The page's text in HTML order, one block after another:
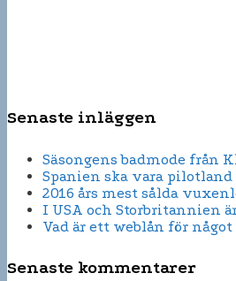
Senaste inläggen
Säsongens badmode
Spanien ska vara
2016 års mest sålda
I USA och Storbritannien
Vad är ett weblån för
Senaste kommentarer